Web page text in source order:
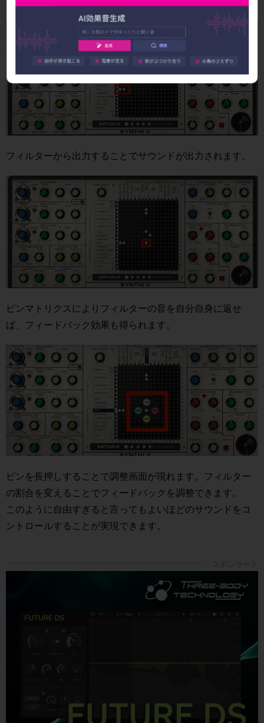
フィルターから出力することでサウンドが出力されます。
ピンマトリクスによりフィルターの音を自分自身に返せ
ば、フィードバック効果も得られます。
ピンを長押しすることで調整画面が現れます。フィルター
の割合を変えることでフィードバックを調整できます。
このように自由すぎると言ってもよいほどのサウンドをコ
ントロールすることが実現できます。